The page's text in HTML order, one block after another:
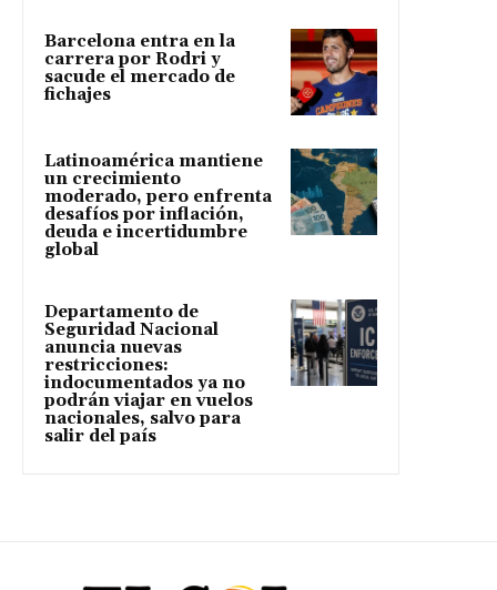
Barcelona entra en la
carrera por Rodri y
sacude el mercado de
fichajes
Latinoamérica mantiene
un crecimiento
moderado, pero enfrenta
desafíos por inflación,
deuda e incertidumbre
global
Departamento de
Seguridad Nacional
anuncia nuevas
restricciones:
indocumentados ya no
podrán viajar en vuelos
nacionales, salvo para
salir del país